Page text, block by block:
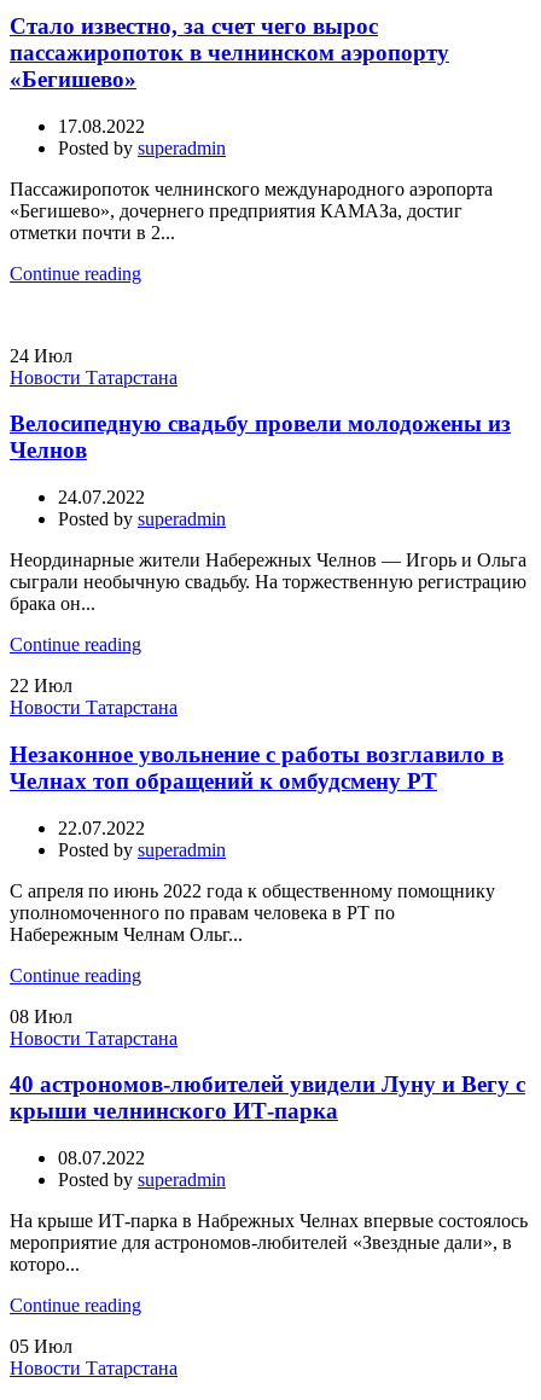
Стало известно, за счет чего вырос
пассажиропоток в челнинском аэропорту
«Бегишево»
17.08.2022
Posted by superadmin
Пассажиропоток челнинского международного аэропорта
«Бегишево», дочернего предприятия КАМАЗа, достиг
отметки почти в 2...
Continue reading
24 Июл
Новости Татарстана
Велосипедную свадьбу провели молодожены из
Челнов
24.07.2022
Posted by superadmin
Неординарные жители Набережных Челнов — Игорь и Ольга
сыграли необычную свадьбу. На торжественную регистрацию
брака он...
Continue reading
22 Июл
Новости Татарстана
Незаконное увольнение с работы возглавило в
Челнах топ обращений к омбудсмену РТ
22.07.2022
Posted by superadmin
С апреля по июнь 2022 года к общественному помощнику
уполномоченного по правам человека в РТ по
Набережным Челнам Ольг...
Continue reading
08 Июл
Новости Татарстана
40 астрономов-любителей увидели Луну и Вегу с
крыши челнинского ИТ-парка
08.07.2022
Posted by superadmin
На крыше ИТ-парка в Набрежных Челнах впервые состоялось
мероприятие для астрономов-любителей «Звездные дали», в
которо...
Continue reading
05 Июл
Новости Татарстана